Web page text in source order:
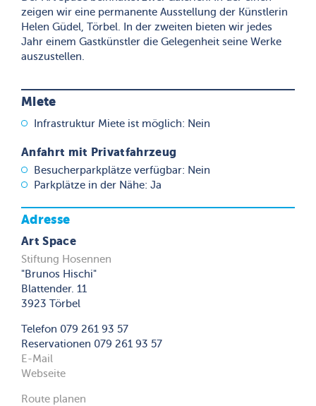
zeigen wir eine permanente Ausstellung der Künstlerin
Helen Güdel, Törbel. In der zweiten bieten wir jedes
Jahr einem Gastkünstler die Gelegenheit seine Werke
auszustellen.
Miete
Infrastruktur Miete ist möglich: Nein
Anfahrt mit Privatfahrzeug
Besucherparkplätze verfügbar: Nein
Parkplätze in der Nähe: Ja
Adresse
Art Space
Stiftung Hosennen
"Brunos Hischi"
Blattender. 11
3923 Törbel
Telefon 079 261 93 57
Reservationen 079 261 93 57
E-Mail
Webseite
Route planen